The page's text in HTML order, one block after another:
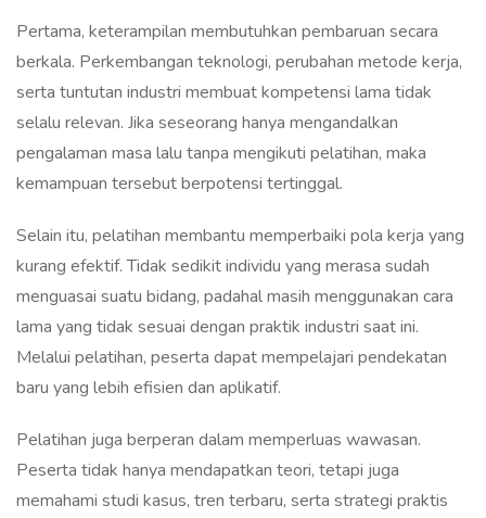
Pertama, keterampilan membutuhkan pembaruan secara
berkala. Perkembangan teknologi, perubahan metode kerja,
serta tuntutan industri membuat kompetensi lama tidak
selalu relevan. Jika seseorang hanya mengandalkan
pengalaman masa lalu tanpa mengikuti pelatihan, maka
kemampuan tersebut berpotensi tertinggal.
Selain itu, pelatihan membantu memperbaiki pola kerja yang
kurang efektif. Tidak sedikit individu yang merasa sudah
menguasai suatu bidang, padahal masih menggunakan cara
lama yang tidak sesuai dengan praktik industri saat ini.
Melalui pelatihan, peserta dapat mempelajari pendekatan
baru yang lebih efisien dan aplikatif.
Pelatihan juga berperan dalam memperluas wawasan.
Peserta tidak hanya mendapatkan teori, tetapi juga
memahami studi kasus, tren terbaru, serta strategi praktis